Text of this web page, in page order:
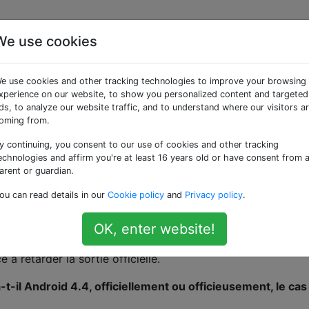
recevra-t-il la mise
annoncé le 31 octobre 2013.
de haut niveau dans KitKat
sur le blog officiel d'Android .)
pas cette mise à jour immédiatement et d’autres ne
et transporteur choisit souvent d’ajouter ses
à retarder la sortie officielle.
t-il Android 4.4, officiellement ou officieusement, le cas
use cookies
use cookies and other tracking technologies to improve your browsing
on our website, to show you personalized content and targeted
to analyze our website traffic, and to understand where our visitors
from.
continuing, you consent to our use of cookies and other tracking
and affirm you're at least 16 years old or have consent from a
or guardian.
can read details in our Cookie policy and Privacy policy.
OK, enter website!